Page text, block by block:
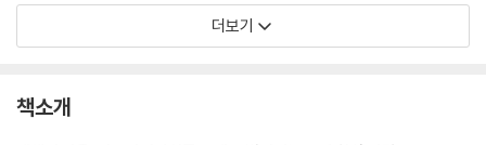
더보기
책소개